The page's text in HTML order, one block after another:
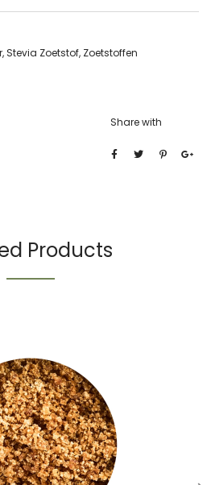
, Stevia Zoetstof, Zoetstoffen
Share with
Products